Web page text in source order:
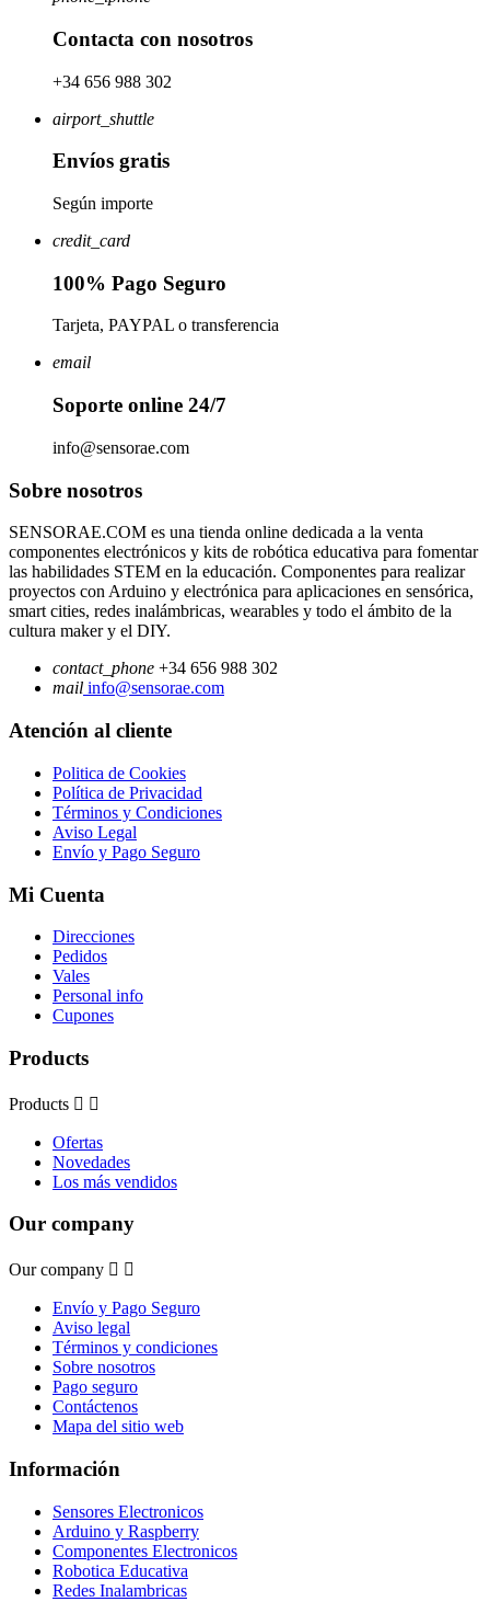
Contacta con nosotros
+34 656 988 302
airport_shuttle
Envíos gratis
Según importe
credit_card
100% Pago Seguro
Tarjeta, PAYPAL o transferencia
email
Soporte online 24/7
info@sensorae.com
Sobre nosotros
SENSORAE.COM es una tienda online dedicada a la venta
componentes electrónicos y kits de robótica educativa para fomentar
las habilidades STEM en la educación. Componentes para realizar
proyectos con Arduino y electrónica para aplicaciones en sensórica,
smart cities, redes inalámbricas, wearables y todo el ámbito de la
cultura maker y el DIY.
contact_phone +34 656 988 302
mail info@sensorae.com
Atención al cliente
Politica de Cookies
Política de Privacidad
Términos y Condiciones
Aviso Legal
Envío y Pago Seguro
Mi Cuenta
Direcciones
Pedidos
Vales
Personal info
Cupones
Products
Products  
Ofertas
Novedades
Los más vendidos
Our company
Our company  
Envío y Pago Seguro
Aviso legal
Términos y condiciones
Sobre nosotros
Pago seguro
Contáctenos
Mapa del sitio web
Información
Sensores Electronicos
Arduino y Raspberry
Componentes Electronicos
Robotica Educativa
Redes Inalambricas